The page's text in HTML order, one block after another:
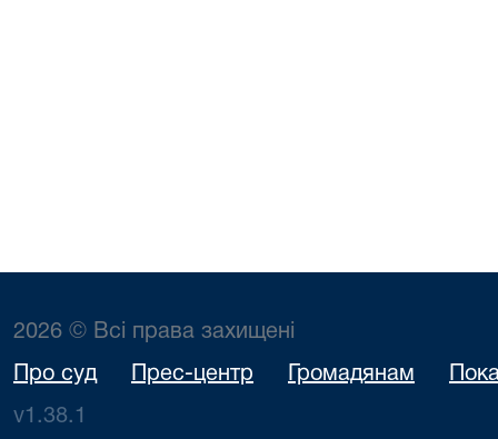
2026 © Всі права захищені
Про суд Прес-центр Громадянам
v1.38.1